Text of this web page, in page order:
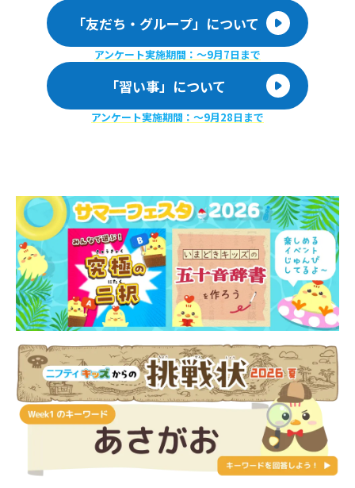
「友だち・グループ」について
アンケート実施期間：〜9月7日まで
「習い事」について
アンケート実施期間：〜9月28日まで